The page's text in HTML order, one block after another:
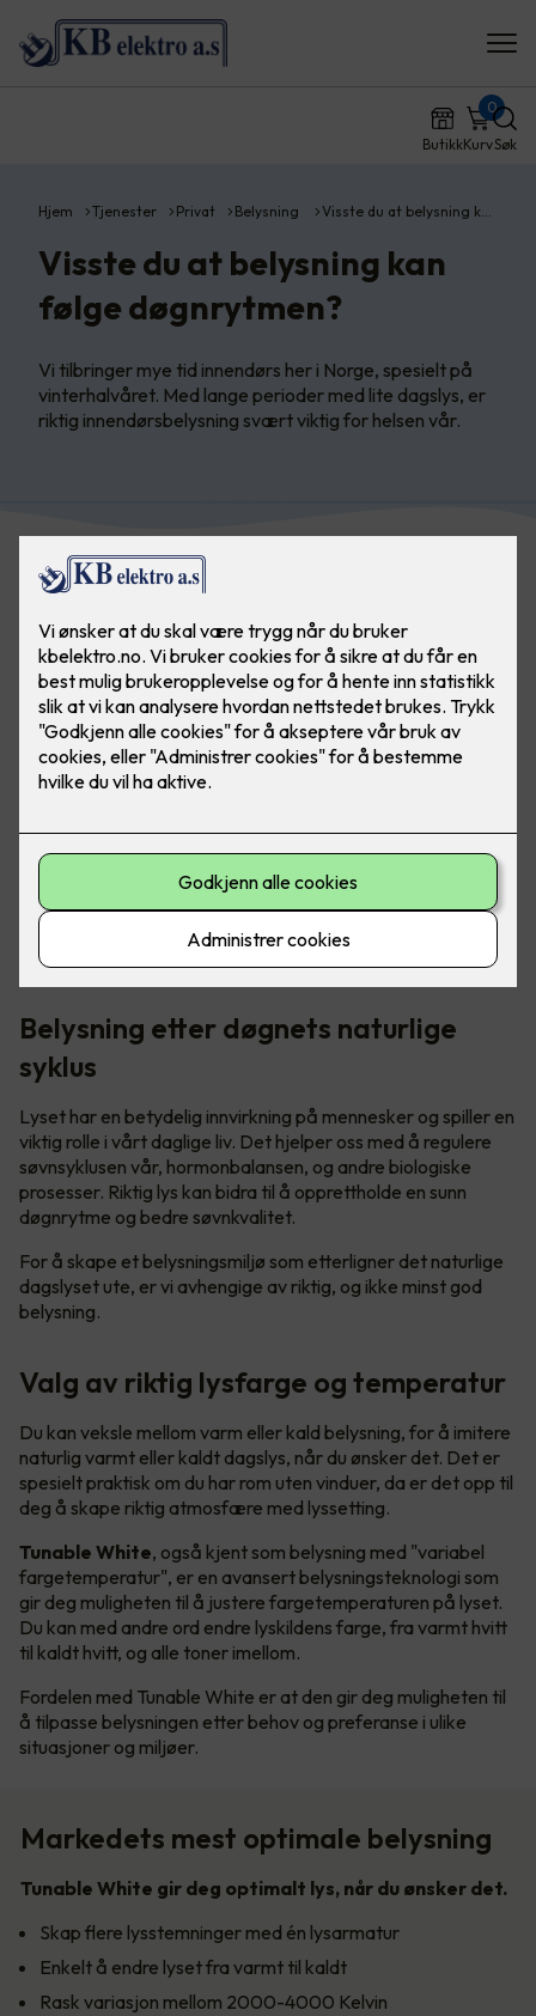
ButikkKurv
0
Søk
Hjem Tjenester Privat Belysning Visste du at belysning k…
Visste du at belysning kan
følge døgnrytmen?
Vi tilbringer mye tid innendørs her i Norge, spesielt på
vinterhalvåret. Med lange perioder med lite dagslys, er
riktig innendørsbelysning svært viktig for helsen vår.
I norden har vi veldig varierende lysmengde - fra "polar
natt" til midnattssol. Det er her riktig belysning blir så
viktig, for å opprettholde riktig døgnrytme.
Belysning etter døgnets naturlige
syklus
Lyset har en betydelig innvirkning på mennesker og spiller en
viktig rolle i vårt daglige liv. Det hjelper oss med å regulere
søvnsyklusen vår, hormonbalansen, og andre biologiske
prosesser. Riktig lys kan bidra til å opprettholde en sunn
døgnrytme og bedre søvnkvalitet.
For å skape et belysningsmiljø som etterligner det naturlige
dagslyset ute, er vi avhengige av riktig, og ikke minst god
belysning.
Valg av riktig lysfarge og temperatur
Du kan veksle mellom varm eller kald belysning, for å imitere
naturlig varmt eller kaldt dagslys, når du ønsker det. Det er
spesielt praktisk om du har rom uten vinduer, da er det opp til
deg å skape riktig atmosfære med lyssetting.
Tunable White, også kjent som belysning med "variabel
fargetemperatur", er en avansert belysningsteknologi som
gir deg muligheten til å justere fargetemperaturen på lyset.
Du kan med andre ord endre lyskildens farge, fra varmt hvitt
til kaldt hvitt, og alle toner imellom.
Fordelen med Tunable White er at den gir deg muligheten til
å tilpasse belysningen etter behov og preferanse i ulike
situasjoner og miljøer.
Markedets mest optimale belysning
Tunable White gir deg optimalt lys, når du ønsker det.
Skap flere lysstemninger med én lysarmatur
Enkelt å endre lyset fra varmt til kaldt
Rask variasjon mellom 2000-4000 Kelvin